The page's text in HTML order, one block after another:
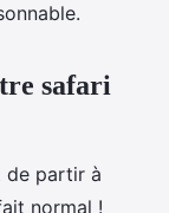
safari
de partir à
normal !